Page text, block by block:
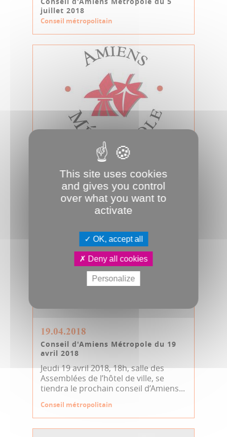
juillet 2018
Conseil métropolitain
Conseil d'Amiens Métropole du 31
mai 2018
Conseil métropolitain
19.04.2018
Conseil d'Amiens Métropole du 19
avril 2018
Jeudi 19 avril 2018, 18h, salle des
Assemblées de l’hôtel de ville, se
tiendra le prochain conseil d’Amiens...
Conseil métropolitain
This site uses cookies
and gives you control
over what you want to
activate
OK, accept all
Deny all cookies
Personalize